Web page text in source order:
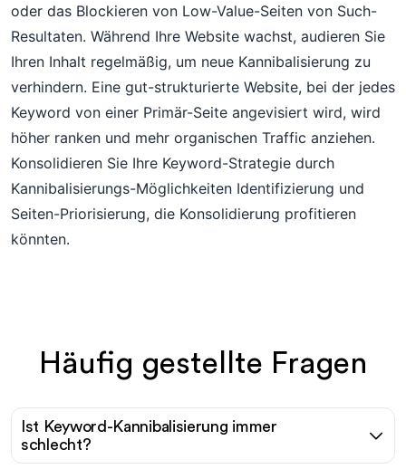
oder das Blockieren von Low-Value-Seiten von Such-
Resultaten. Während Ihre Website wachst, audieren Sie
Ihren Inhalt regelmäßig, um neue Kannibalisierung zu
verhindern. Eine gut-strukturierte Website, bei der jedes
Keyword von einer Primär-Seite angevisiert wird, wird
höher ranken und mehr organischen Traffic anziehen.
Konsolidieren Sie Ihre Keyword-Strategie durch
Kannibalisierungs-Möglichkeiten Identifizierung und
Seiten-Priorisierung, die Konsolidierung profitieren
könnten.
Häufig gestellte Fragen
Ist Keyword-Kannibalisierung immer
schlecht?